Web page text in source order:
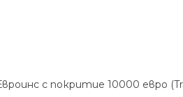
с покритие 10000 евро